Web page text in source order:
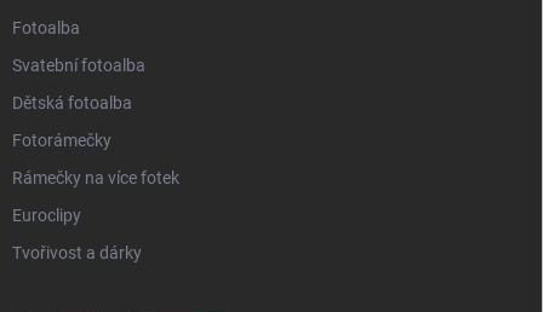
Fotoalba
Svatební fotoalba
Dětská fotoalba
Fotorámečky
Rámečky na více fotek
Euroclipy
Tvořivost a dárky